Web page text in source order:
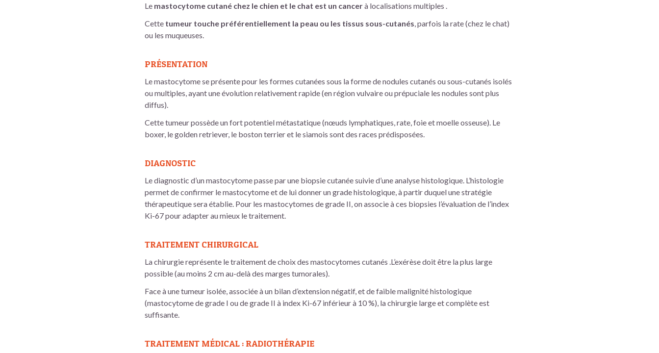
Le mastocytome cutané chez le chien et le chat est un cancerà localisations multiples .
Cette tumeur touche préférentiellement la peau ou les tissus sous-cutanés, parfois la rate (chez le chat)
ou les muqueuses.
PRÉSENTATION
Le mastocytome se présente pour les formes cutanées sous la forme de nodules cutanés ou sous-cutanés isolés
ou multiples, ayant une évolution relativement rapide (en région vulvaire ou prépuciale les nodules sont plus
diffus).
Cette tumeur possède un fort potentiel métastatique (nœuds lymphatiques, rate, foie et moelle osseuse). Le
boxer, le golden retriever, le boston terrier et le siamois sont des races prédisposées.
DIAGNOSTIC
Le diagnostic d’un mastocytome passe par une biopsie cutanée suivie d’une analyse histologique. L’histologie
permet de confirmer le mastocytome et de lui donner un grade histologique, à partir duquel une stratégie
thérapeutique sera établie. Pour les mastocytomes de grade II, on associe à ces biopsies l’évaluation de l’index
Ki-67 pour adapter au mieux le traitement.
TRAITEMENT CHIRURGICAL
La chirurgie représente le traitement de choix des mastocytomes cutanés .L’exérèse doit être la plus large
possible (au moins 2 cm au-delà des marges tumorales).
Face à une tumeur isolée, associée à un bilan d’extension négatif, et de faible malignité histologique
(mastocytome de grade I ou de grade II à index Ki-67 inférieur à 10 %), la chirurgie large et complète est
suffisante.
TRAITEMENT MÉDICAL : RADIOTHÉRAPIE